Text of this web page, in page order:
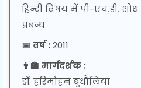
हिन्दी विषय में पी-एच.डी.
प्रबन्ध
📅 वर्ष : 2011
👨‍🏫 मार्गदर्शक :
डॉ. हरिमोहन बुधौलिया